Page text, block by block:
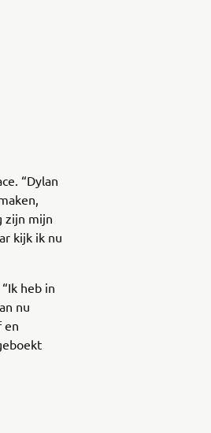
“Dylan
zijn mijn
kijk ik nu
heb in
nu
en